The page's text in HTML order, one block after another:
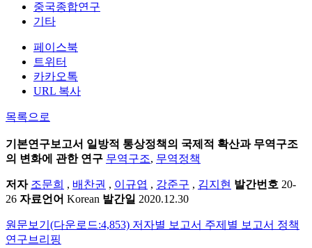
중국종합연구
기타
페이스북
트위터
카카오톡
URL 복사
목록으로
기본연구보고서 일방적 통상정책의 국제적 확산과 무역구조
의 변화에 관한 연구 무역구조, 무역정책
저자 조문희 , 배찬권 , 이규엽 , 강준구 , 김지현 발간번호 20-
26 자료언어 Korean 발간일 2020.12.30
원문보기(다운로드:4,853) 저자별 보고서 주제별 보고서 정책
연구브리핑